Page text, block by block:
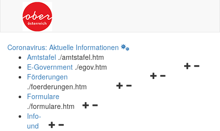
Coronavirus: Aktuelle Informationen
Amtstafel ./amtstafel.htm
Navigationsmenü
E-Government ./egov.htm
Navigationsmenü
Förderungen
./foerderungen.htm
Navigationsmenü
Formulare
./formulare.htm
Navigationsmenü
Info-
und